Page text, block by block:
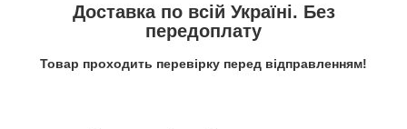
Доставка по всій Україні. Без
передоплату
Товар проходить перевірку перед відправленням!